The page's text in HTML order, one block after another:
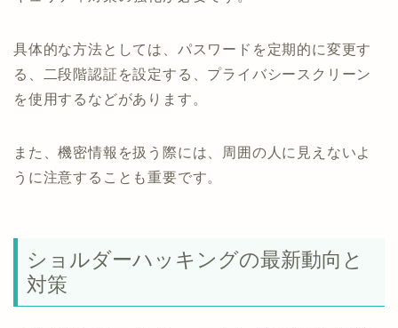
具体的な方法としては、パスワードを定期的に変更す
る、二段階認証を設定する、プライバシースクリーン
を使用するなどがあります。
また、機密情報を扱う際には、周囲の人に見えないよ
うに注意することも重要です。
ショルダーハッキングの最新動向と
対策